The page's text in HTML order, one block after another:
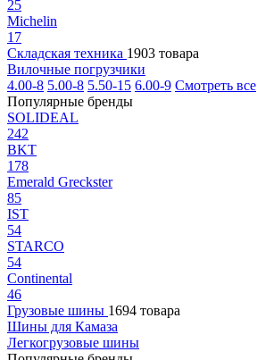
25
Michelin
17
Складская техника 1903 товара
Вилочные погрузчики
4.00-8 5.00-8 5.50-15 6.00-9 Смотреть все
Популярные бренды
SOLIDEAL
242
BKT
178
Emerald Greckster
85
IST
54
STARCO
54
Continental
46
Грузовые шины 1694 товара
Шины для Камаза
Легкогрузовые шины